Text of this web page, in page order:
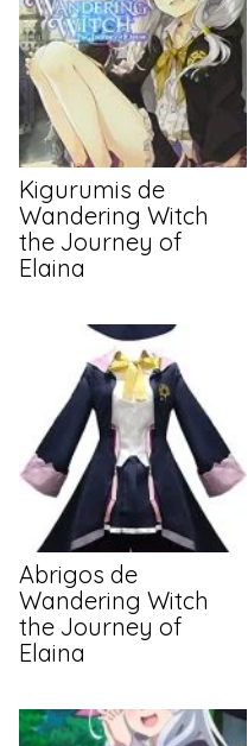
Kigurumis de
Wandering Witch
the Journey of
Elaina
Abrigos de
Wandering Witch
the Journey of
Elaina